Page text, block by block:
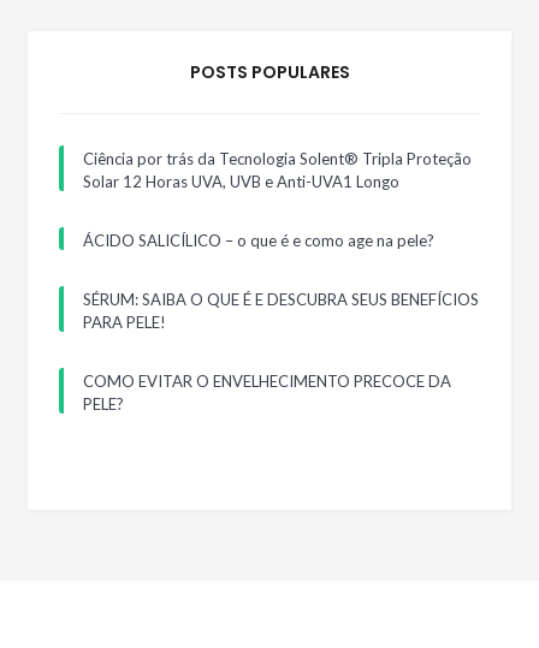
POSTS POPULARES
Ciência por trás da Tecnologia Solent® Tripla Proteção
Solar 12 Horas UVA, UVB e Anti-UVA1 Longo
ÁCIDO SALICÍLICO – o que é e como age na pele?
SÉRUM: SAIBA O QUE É E DESCUBRA SEUS BENEFÍCIOS
PARA PELE!
COMO EVITAR O ENVELHECIMENTO PRECOCE DA
PELE?